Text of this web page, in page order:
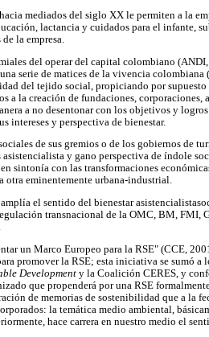
mediados del siglo XX le permiten a la
lactancia y cuidados para el infante,
la empresa.
del operar del capital colombiano
serie de matices de la vivencia
del tejido social, propiciando por supuesto
a la creación de fundaciones, corporaciones,
a no desentonar con los objetivos y
intereses y perspectiva de bienestar.
de sus gremios o de los gobiernos de
y gano perspectiva de índole
sintonía con las transformaciones
otra eminentemente urbana-industrial.
el sentido del bienestar
transnacional de la OMC, BM, FMI,
un Marco Europeo para la RSE" (CCE,
promover la RSE; esta iniciativa se sumó a
Development y la Coalición CERES, y
que propenderá por una RSE
de memorias de sostenibilidad que a la
la temática medio ambiental,
hace carrera en nuestro medio el